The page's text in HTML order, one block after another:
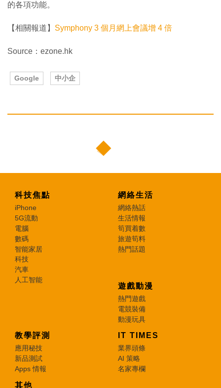
的各項功能。
【相關報道】 Symphony 3 個月網上會議增 4 倍
Source：ezone.hk
Google 中小企
科技焦點
iPhone
5G流動
電腦
數碼
智能家居
科技
汽車
人工智能
網絡生活
網絡熱話
生活情報
筍買着數
旅遊筍料
熱門話題
遊戲動漫
熱門遊戲
電競裝備
動漫玩具
教學評測
應用秘技
新品測試
Apps 情報
IT TIMES
業界頭條
AI 策略
名家專欄
其他